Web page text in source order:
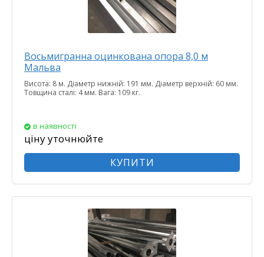
Восьмигранна оцинкована опора 8,0 м
Мальва
Висота: 8 м. Діаметр нижній: 191 мм. Діаметр верхній: 60 мм.
Товщина сталі: 4 мм. Вага: 109 кг.
в наявності
ціну уточнюйте
КУПИТИ